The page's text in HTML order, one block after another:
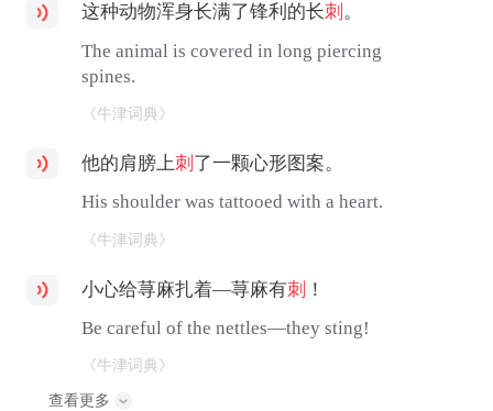
这种动物浑身长满了锋利的长刺 。
The animal is covered in long piercing
spines.
《牛津词典》
他的肩膀上刺 了一颗心形图案。
His shoulder was tattooed with a heart.
《牛津词典》
小心给荨麻扎着—荨麻有刺 ！
Be careful of the nettles—they sting!
《牛津词典》
查看更多